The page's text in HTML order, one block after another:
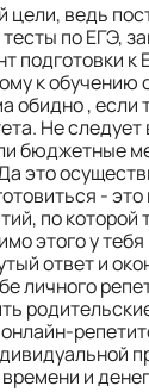
ведь
по ЕГЭ,
подготовки к
к обучению
обидно , если
Не
бюджетные
это
- это
по
этого у
ответ и
личного
и